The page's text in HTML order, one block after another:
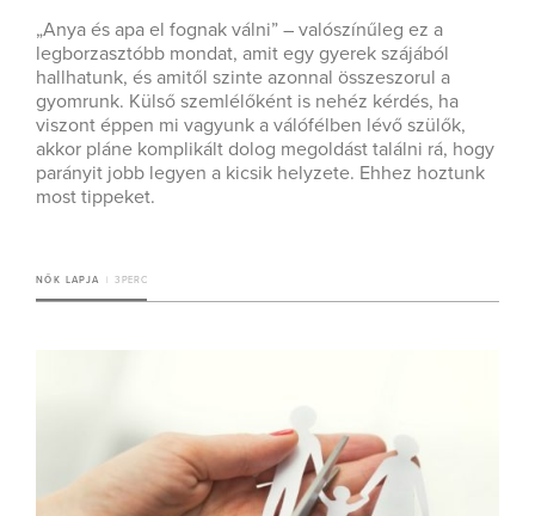
„Anya és apa el fognak válni” – valószínűleg ez a
legborzasztóbb mondat, amit egy gyerek szájából
hallhatunk, és amitől szinte azonnal összeszorul a
gyomrunk. Külső szemlélőként is nehéz kérdés, ha
viszont éppen mi vagyunk a válófélben lévő szülők,
akkor pláne komplikált dolog megoldást találni rá, hogy
parányit jobb legyen a kicsik helyzete. Ehhez hoztunk
most tippeket.
NŐK LAPJA 3 PERC